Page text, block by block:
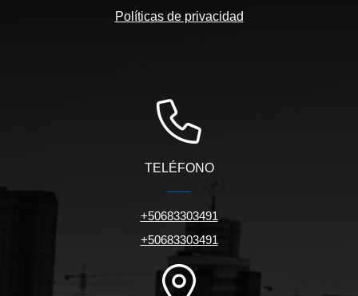
Políticas de privacidad
TELÉFONO
+50683303491
+50683303491